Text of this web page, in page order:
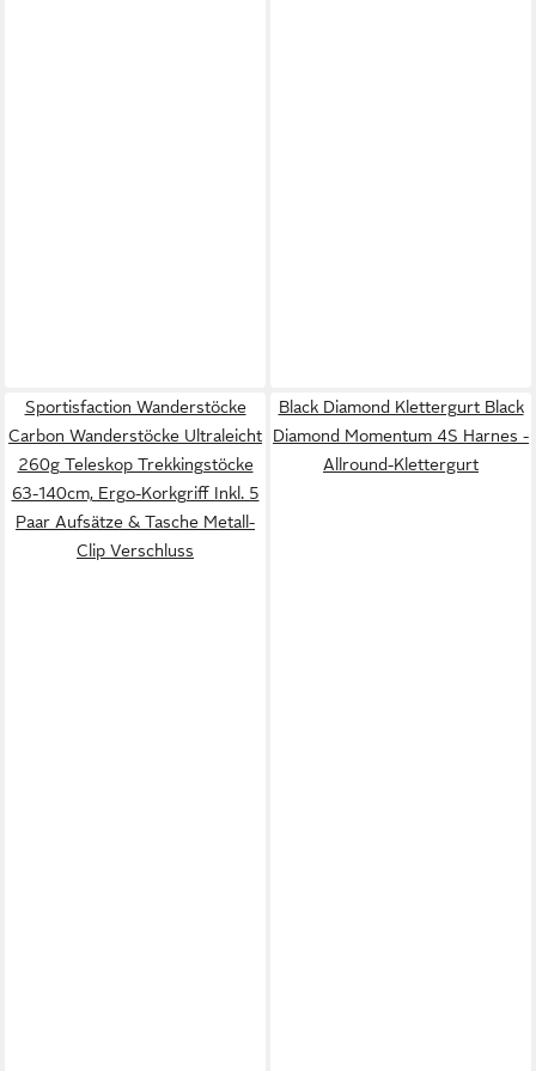
Sportisfaction Wanderstöcke
Carbon Wanderstöcke Ultraleicht
260g Teleskop Trekkingstöcke
63-140cm, Ergo-Korkgriff Inkl. 5
Paar Aufsätze & Tasche Metall-
Clip Verschluss
Black Diamond Klettergurt Black
Diamond Momentum 4S Harnes -
Allround-Klettergurt